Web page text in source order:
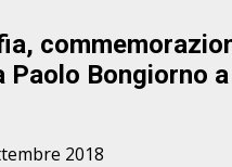
Paolo Bongiorno
2018